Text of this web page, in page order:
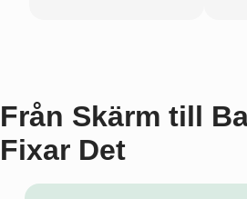
Från Skärm till
Fixar Det